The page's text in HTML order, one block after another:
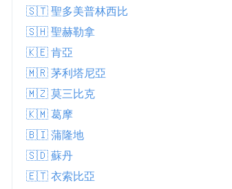
0.0 mm
9.0
06:30 AM
05:59 PM
Last Quarter
🇸🇹 聖多美普林西比
🇸🇭 聖赫勒拿
🇰🇪 肯亞
🇲🇷 茅利塔尼亞
🇲🇿 莫三比克
🇰🇲 葛摩
🇧🇮 蒲隆地
🇸🇩 蘇丹
🇪🇹 衣索比亞